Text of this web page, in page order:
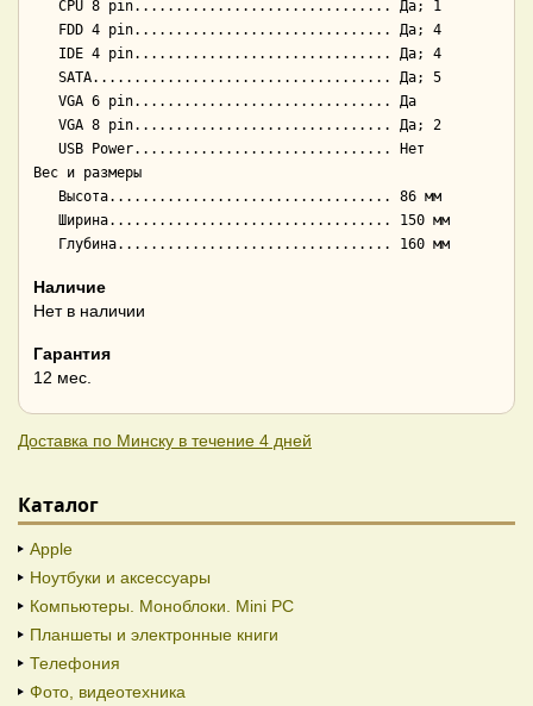
Вес и размеры
Наличие
Нет в наличии
Гарантия
12 мес.
Доставка по Минску в течение 4 дней
Каталог
Apple
Ноутбуки и аксессуары
Компьютеры. Моноблоки. Mini PC
Планшеты и электронные книги
Телефония
Фото, видеотехника